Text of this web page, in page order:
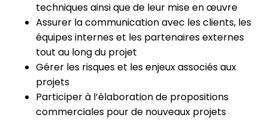
techniques ainsi que de leur mise en œuvre
Assurer la communication avec les clients, les
équipes internes et les partenaires externes
tout au long du projet
Gérer les risques et les enjeux associés aux
projets
Participer à l’élaboration de propositions
commerciales pour de nouveaux projets